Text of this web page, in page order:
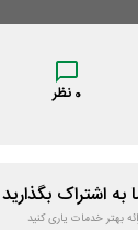
0 نظر
به اشتراک بگذارید
بهتر خدمات یاری کنید